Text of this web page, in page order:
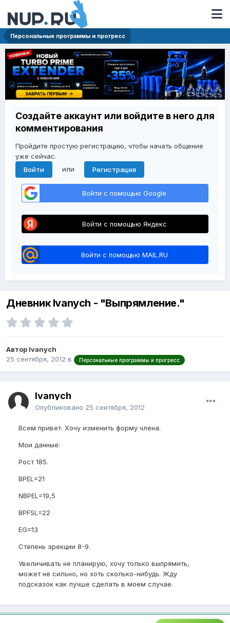
Персональные программы и прогресс
Создайте аккаунт или войдите в него для
комментирования
Пройдите простую регистрацию, чтобы начать общение
уже сейчас.
Войти
или Регистрация
Войти с помощью Google
Войти с помощью Яндекс
Войти с помощью MAIL.RU
Дневник Ivanych - "Выпрямление."
Автор Ivanych
25 сентября, 2012 в Персональные программы и прогресс
Ivanych
Опубликовано 25 сентября, 2012
Всем привет. Хочу изменить форму члена.
Мои данные:
Рост 185.
BPEL=21
NBPEL=19,5
BPFSL=22
EG=13
Степень эрекции 8-9.
Увеличивать не планирую, хочу только выпрямить,
может не сильно, но хоть сколько-нибудь. Жду
подсказок как лучше сделать в моем случае.